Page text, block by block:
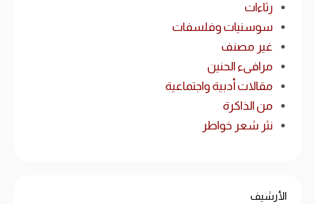
رثاءات
سوسنيات وفلسفات
غير مصنف
مرافىء الحنين
مقالات أدبية واجتماعية
من الذاكرة
نثر شعر خواطر
الأرشيف